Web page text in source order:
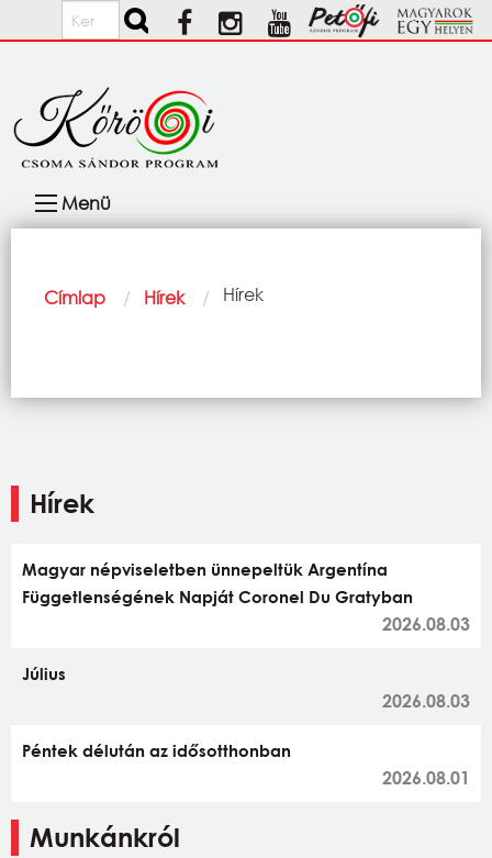
Ugrás a tartalomra
Keresés
navigáció
Menü
Morzsa
Címlap Hírek Current:
Hírek
Hírek
Magyar népviseletben ünnepeltük Argentína
Függetlenségének Napját Coronel Du Gratyban
2026.08.03
Július
2026.08.03
Péntek délután az idősotthonban
2026.08.01
Munkánkról